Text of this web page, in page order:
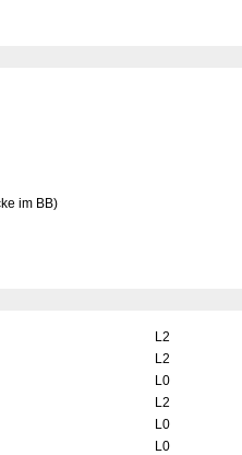
im BB)
L2
L2
L0
L2
L0
L0